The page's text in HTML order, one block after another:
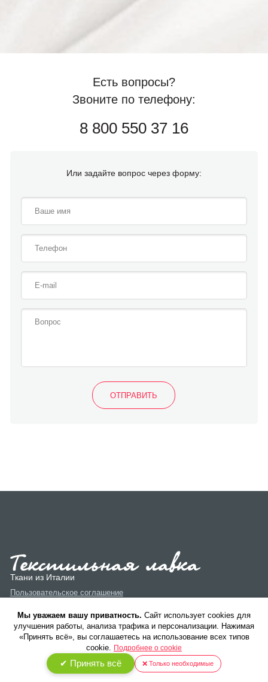
Есть вопросы?
Звоните по телефону:
8 800 550 37 16
Или задайте вопрос через форму:
Ткани из Италии
Пользовательское соглашение
Политика конфиденциальности
Мы уважаем вашу приватность. Cайт использует cookies для
улучшения работы, анализа трафика и персонализации. Нажимая
«Принять всё», вы соглашаетесь на использование всех типов
cookie. Подробнее о cookie
✔ Принять всё ❌ Только необходимые